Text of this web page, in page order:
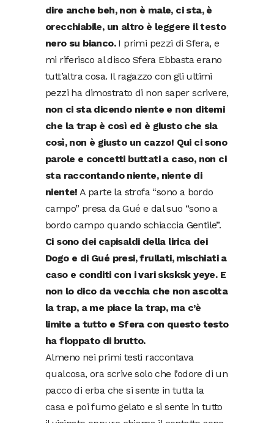
dire anche beh, non è male, ci sta, è
orecchiabile, un altro è leggere il testo
nero su bianco.I primi pezzi di Sfera, e
mi riferisco al disco Sfera Ebbasta erano
tutt’altra cosa. Il ragazzo con gli ultimi
pezzi ha dimostrato di non saper scrivere,
non ci sta dicendo niente e non ditemi
che la trap è così ed è giusto che sia
così, non è giusto un cazzo! Qui ci sono
parole e concetti buttati a caso, non ci
sta raccontando niente, niente di
niente! A parte la strofa “sono a bordo
campo” presa da Gué e dal suo “sono a
bordo campo quando schiaccia Gentile”.
Ci sono dei capisaldi della lirica dei
Dogo e di Gué presi, frullati, mischiati a
caso e conditi con i vari sksksk yeye. E
non lo dico da vecchia che non ascolta
la trap, a me piace la trap, ma c’è
limite a tutto e Sfera con questo testo
ha floppato di brutto.
Almeno nei primi testi raccontava
qualcosa, ora scrive solo che l’odore di un
pacco di erba che si sente in tutta la
casa e poi fumo gelato e si sente in tutto